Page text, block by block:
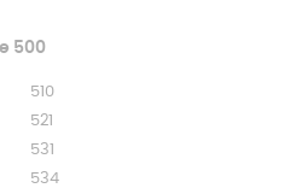
500
510
521
531
534